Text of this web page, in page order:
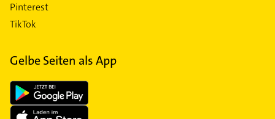
Pinterest
TikTok
Gelbe Seiten als App